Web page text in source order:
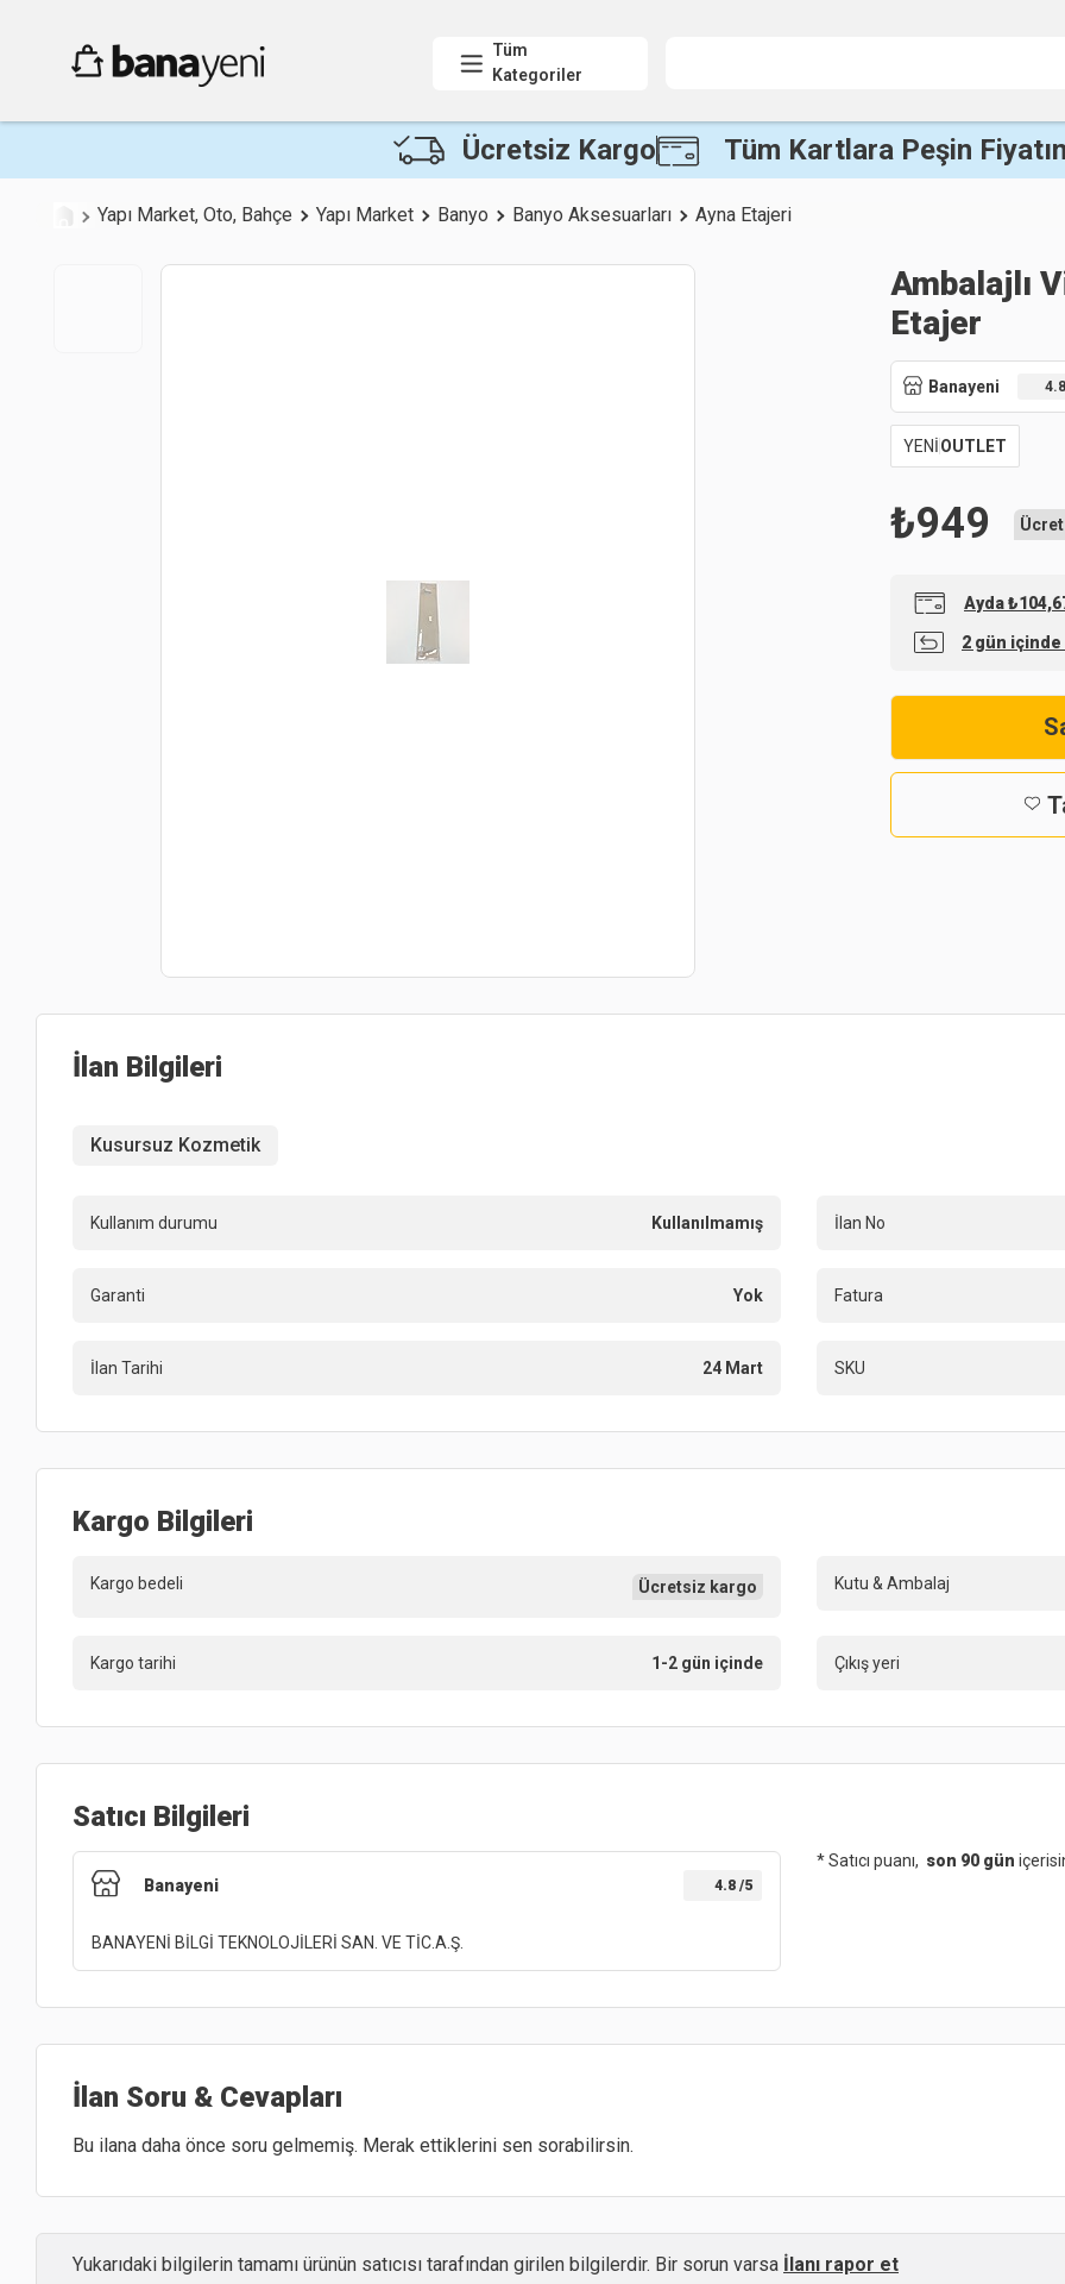
Tüm
Kategoriler
Ücretsiz Kargo Tüm Kartlara Peşin
Yapı Market, Oto, Bahçe Yapı Market Banyo Banyo Aksesuarları Ayna Etajeri
Ambalajlı
Etajer
Banayeni 4.8
YENİOUTLET
₺949
Ayda
2 gün
İlan Bilgileri
Kusursuz Kozmetik
Kullanım durumu Kullanılmamış İlan No
Garanti Yok Fatura
İlan Tarihi 24 Mart SKU
Kargo Bilgileri
Kargo bedeli Ücretsiz kargo Kutu & Ambalaj
Kargo tarihi 1-2 gün içinde Çıkış yeri
Satıcı Bilgileri
Banayeni 4.8 /5
BANAYENİ BİLGİ TEKNOLOJİLERİ SAN. VE TİC.A.Ş.
* Satıcı puanı, son 90 gün
İlan Soru & Cevapları
Bu ilana daha önce soru gelmemiş. Merak ettiklerini sen sorabilirsin.
Yukarıdaki bilgilerin tamamı ürünün satıcısı tarafından girilen bilgilerdir. Bir sorun varsa İlanı rapor et